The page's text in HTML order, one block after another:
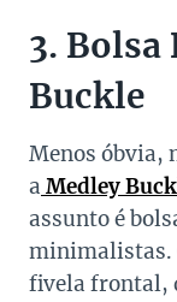
3. Bolsa
Buckle
Menos óbvia,
a Medley
assunto é
minimalistas.
fivela frontal,